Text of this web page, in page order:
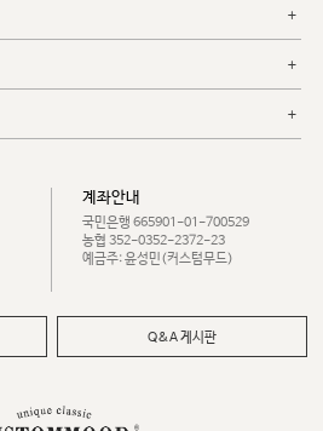
계좌안내
국민은행 665901-01-700529
농협 352-0352-2372-23
예금주: 윤성민(커스텀무드)
Q&A 게시판